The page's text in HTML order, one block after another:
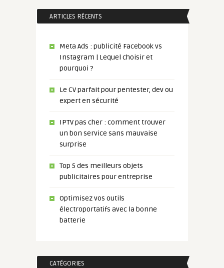
ARTICLES RÉCENTS
Meta Ads : publicité Facebook vs
Instagram | Lequel choisir et
pourquoi ?
Le CV parfait pour pentester, dev ou
expert en sécurité
IPTV pas cher : comment trouver
un bon service sans mauvaise
surprise
Top 5 des meilleurs objets
publicitaires pour entreprise
Optimisez vos outils
électroportatifs avec la bonne
batterie
CATÉGORIES